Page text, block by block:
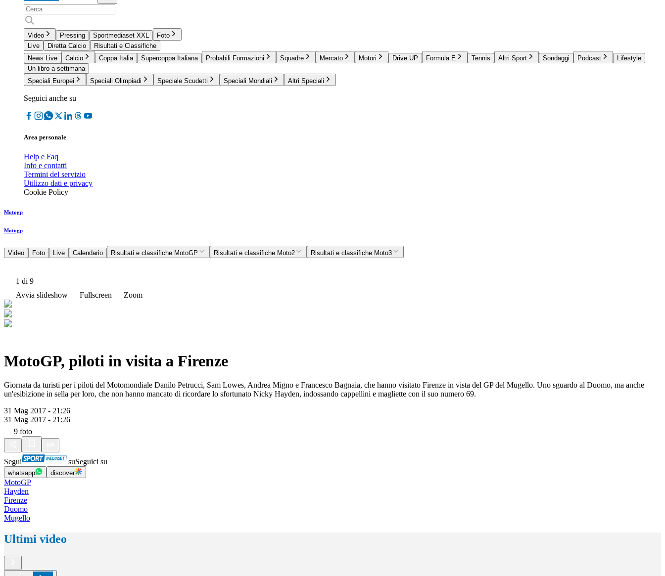
Video Pressing Sportmediaset XXL
Foto
Live
Diretta Calcio
Risultati e Classifiche
News Live
Calcio Coppa Italia Supercoppa Italiana Probabili Formazioni Squadre Mercato Motori Drive UP Formula E Tennis Altri Sport Sondaggi Podcast
Lifestyle
Un libro a settimana
Speciali Europei
Speciali Olimpiadi Speciale Scudetti Speciali Mondiali Altri Speciali
Seguici anche su
Area personale
Help e Faq
Info e contatti
Termini del servizio
Utilizzo dati e privacy
Cookie Policy
Motogp
Motogp
Video Foto Live Calendario Risultati e classifiche MotoGP Risultati e classifiche Moto2 Risultati e classifiche Moto3
1 di 9
Avvia slideshow
Fullscreen Zoom
MotoGP, piloti in visita a Firenze
Giornata da turisti per i piloti del Motomondiale Danilo Petrucci, Sam Lowes, Andrea Migno e Francesco Bagnaia, che hanno visitato Firenze in vista del GP del Mugello. Uno sguardo al Duomo, ma anche
un'esibizione in sella per loro, che non hanno mancato di ricordare lo sfortunato Nicky Hayden, indossando cappellini e magliette con il suo numero 69.
31 Mag 2017 - 21:26
31 Mag 2017 - 21:26
9 foto
Segui suSeguici su
whatsapp discover
MotoGP
Hayden
Firenze
Duomo
Mugello
Ultimi video